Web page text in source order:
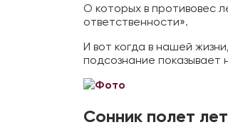
О которых в противовес
ответственности».
И вот когда в нашей
подсознание
Сонник полет